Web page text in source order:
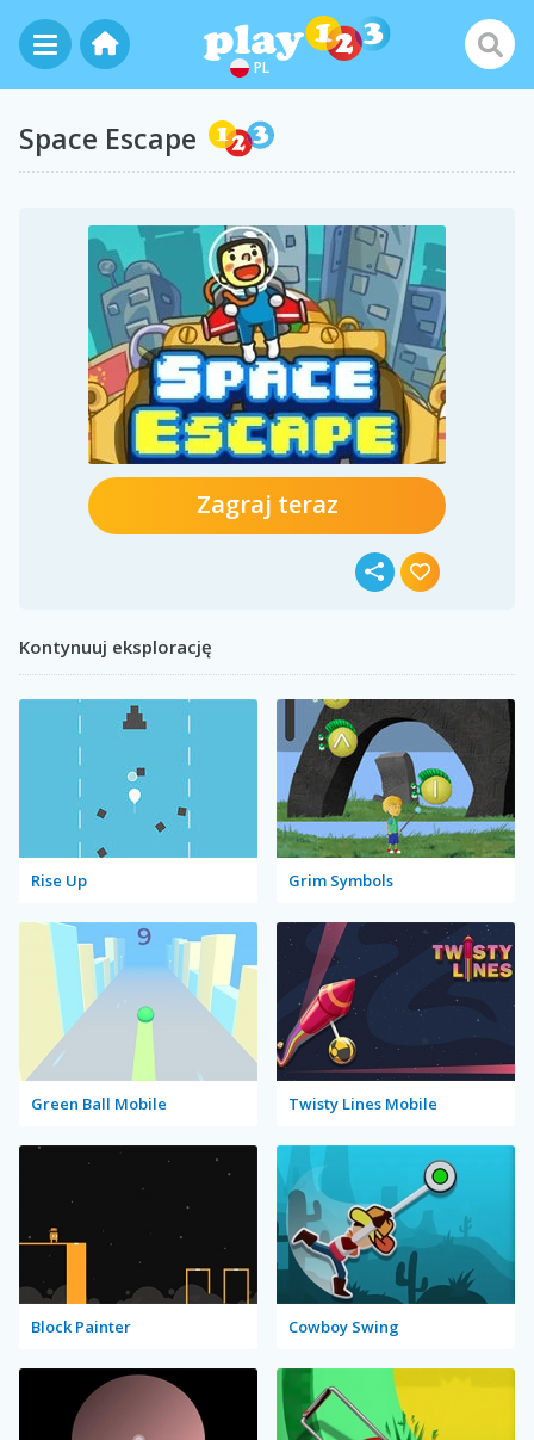
PL
Space Escape
Zagraj teraz
Kontynuuj eksplorację
Rise Up Grim Symbols
Green Ball Mobile Twisty Lines Mobile
Block Painter Cowboy Swing